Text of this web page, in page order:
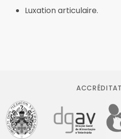
Luxation articulaire.